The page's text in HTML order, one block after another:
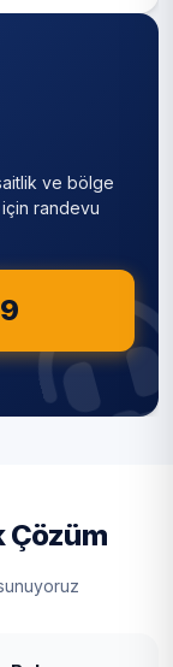
ve bölge
randevu
Çözüm